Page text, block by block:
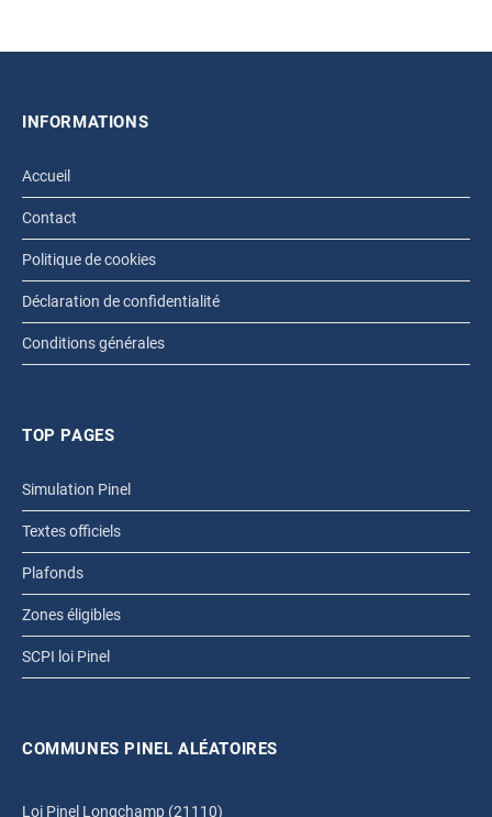
INFORMATIONS
Accueil
Contact
Politique de cookies
Déclaration de confidentialité
Conditions générales
TOP PAGES
Simulation Pinel
Textes officiels
Plafonds
Zones éligibles
SCPI loi Pinel
COMMUNES PINEL ALÉATOIRES
Loi Pinel Longchamp (21110)